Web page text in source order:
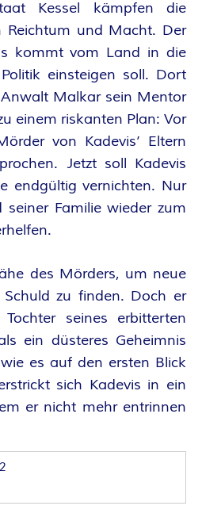
Kessel kämpfen die
Reichtum und Macht. Der
kommt vom Land in die
einsteigen soll. Dort
Malkar sein Mentor
einem riskanten Plan: Vor
von Kadevis’ Eltern
Jetzt soll Kadevis
endgültig vernichten. Nur
Familie wieder zum
des Mörders, um neue
zu finden. Doch er
seines erbitterten
ein düsteres Geheimnis
es auf den ersten Blick
sich Kadevis in ein
er nicht mehr entrinnen